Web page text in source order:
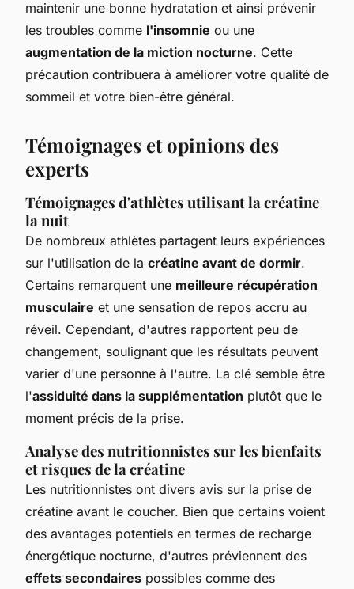
maintenir une bonne hydratation et ainsi prévenir
les troubles comme l'insomnie ou une
augmentation de la miction nocturne. Cette
précaution contribuera à améliorer votre qualité de
sommeil et votre bien-être général.
Témoignages et opinions des
experts
Témoignages d'athlètes utilisant la créatine
la nuit
De nombreux athlètes partagent leurs expériences
sur l'utilisation de la créatine avant de dormir.
Certains remarquent une meilleure récupération
musculaire et une sensation de repos accru au
réveil. Cependant, d'autres rapportent peu de
changement, soulignant que les résultats peuvent
varier d'une personne à l'autre. La clé semble être
l'assiduité dans la supplémentation plutôt que le
moment précis de la prise.
Analyse des nutritionnistes sur les bienfaits
et risques de la créatine
Les nutritionnistes ont divers avis sur la prise de
créatine avant le coucher. Bien que certains voient
des avantages potentiels en termes de recharge
énergétique nocturne, d'autres préviennent des
effets secondaires possibles comme des